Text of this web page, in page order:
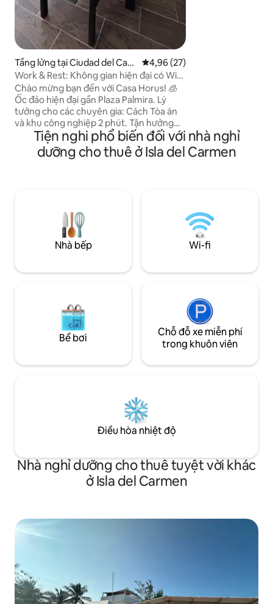
Tầng lửng tại Ciudad del Car
men
Xếp hạng trung bình 4,96/5, 27
4,96 (27)
Work & Rest: Không gian hiện đại có Wifi
và điều hòa Palmira
Chào mừng bạn đến với Casa Horus! 🧊
Ốc đảo hiện đại gần Plaza Palmira. Lý
tưởng cho các chuyên gia: Cách Tòa án
và khu công nghiệp 2 phút. Tận hưởng
một không gian không tì vết với: Điều ✅
hòa nhiệt độ ở tất cả các phòng. ✅ Wi-Fi
và bàn làm việc tại nhà. ✅ Nhà bếp đầy
Sự cân bằng hoàn hảo giữa thiết kế và
chức năng cho thời gian lưu trú của bạn
trên đảo. Đặt ngay!
Tiện nghi phổ biến đối với nhà nghỉ
dưỡng cho thuê ở Isla del Carmen
Nhà bếp Wi-fi
Bể bơi
Chỗ đỗ xe miễn phí
trong khuôn viên
Điều hòa nhiệt độ
Nhà nghỉ dưỡng cho thuê tuyệt vời khác
ở Isla del Carmen